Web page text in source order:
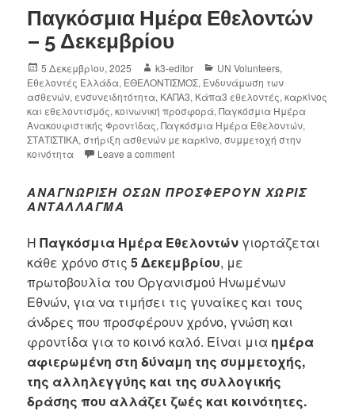
Παγκόσμια Ημέρα Εθελοντών
– 5 Δεκεμβρίου
5 Δεκεμβρίου, 2025 k3-editor UN Volunteers,
Εθελοντές Ελλάδα, ΕΘΕΛΟΝΤΙΣΜΟΣ, Ενδυνάμωση των
ασθενών, ενσυνειδητότητα, ΚΑΠΑ3, Κάπα3 εθελοντές,καρκίνος
και εθελοντισμός,κοινωνική προσφορά,Παγκόσμια Ημέρα
Ανακουφιστικής Φροντίδας,Παγκόσμια Ημέρα Εθελοντών,
ΣΤΑΤΙΣΤΙΚΑ,στήριξη ασθενών με καρκίνο,συμμετοχή στην
κοινότητα
Leave a comment
ΑΝΑΓΝΏΡΙΣΗ ΌΣΩΝ ΠΡΟΣΦΈΡΟΥΝ ΧΩΡΊΣ
ΑΝΤΆΛΛΑΓΜΑ
ΗΠαγκόσμια Ημέρα Εθελοντών γιορτάζεται
κάθε χρόνο στις5 Δεκεμβρίου, με
πρωτοβουλία του Οργανισμού Ηνωμένων
Εθνών, για να τιμήσει τις γυναίκες και τους
άνδρες που προσφέρουν χρόνο, γνώση και
φροντίδα για το κοινό καλό. Είναι μια ημέρα
αφιερωμένη στη δύναμη της συμμετοχής,
της αλληλεγγύης και της συλλογικής
δράσης που αλλάζει ζωές και κοινότητες.